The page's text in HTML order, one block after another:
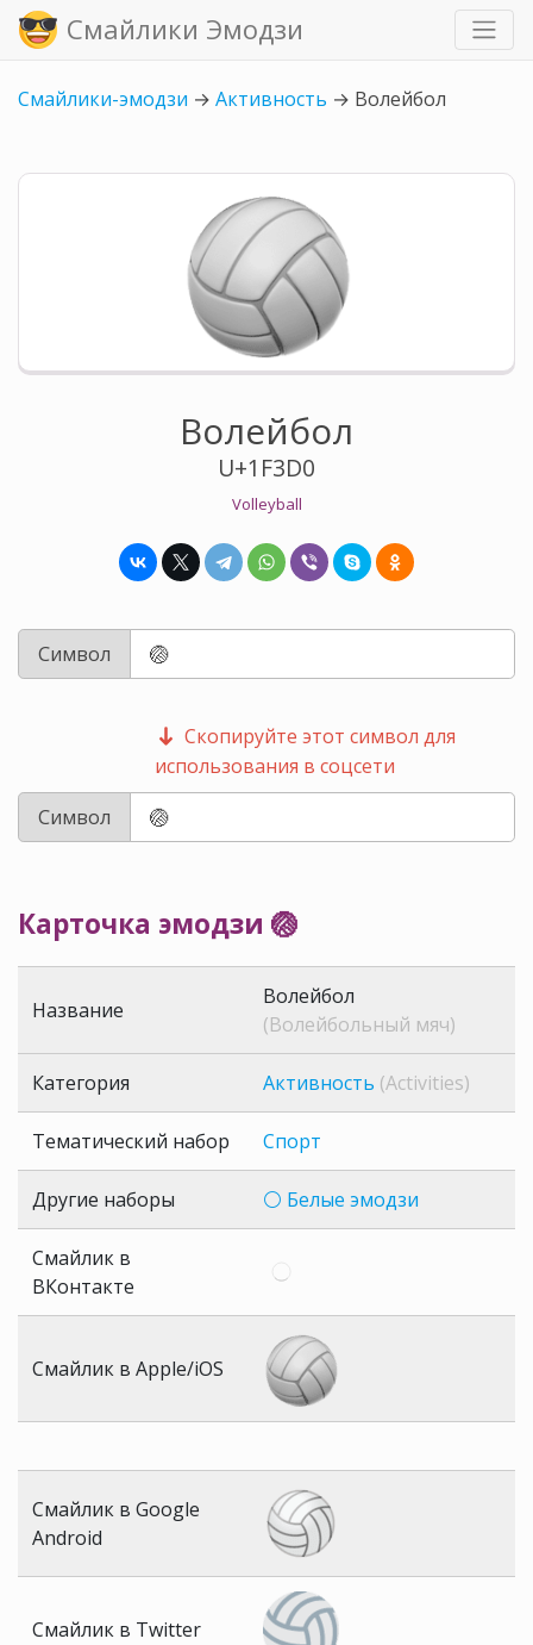
Смайлики Эмодзи
Смайлики-эмодзи → Активность → Волейбол
Волейбол
U+1F3D0
Volleyball
Символ
Скопируйте этот символ для
использования в соцсети
Символ
Карточка эмодзи 🏐
Название
Волейбол
(Волейбольный мяч)
Категория Активность (Activities)
Тематический набор Спорт
Другие наборы ⚪ Белые эмодзи
Смайлик в
ВКонтакте
Смайлик в Apple/iOS
Смайлик в Google
Android
Смайлик в Twitter